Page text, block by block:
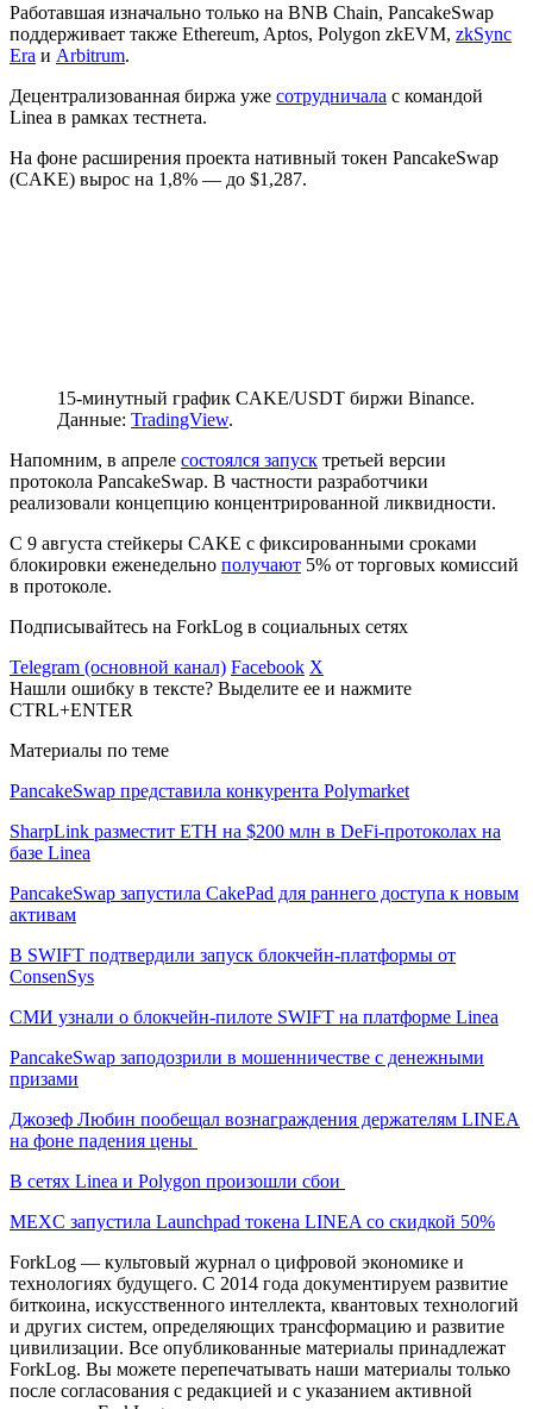
Работавшая изначально только на BNB Chain, PancakeSwap
поддерживает также Ethereum, Aptos, Polygon zkEVM, zkSync
Era и Arbitrum.
Децентрализованная биржа уже сотрудничала с командой
Linea в рамках тестнета.
На фоне расширения проекта нативный токен PancakeSwap
(CAKE) вырос на 1,8% — до $1,287.
15-минутный график CAKE/USDT биржи Binance.
Данные: TradingView.
Напомним, в апреле состоялся запуск третьей версии
протокола PancakeSwap. В частности разработчики
реализовали концепцию концентрированной ликвидности.
С 9 августа стейкеры CAKE с фиксированными сроками
блокировки еженедельно получают 5% от торговых комиссий
в протоколе.
Подписывайтесь на ForkLog в социальных сетях
Telegram (основной канал) Facebook X
Нашли ошибку в тексте? Выделите ее и нажмите
CTRL+ENTER
Материалы по теме
PancakeSwap представила конкурента Polymarket
SharpLink разместит ETH на $200 млн в DeFi-протоколах на
базе Linea
PancakeSwap запустила CakePad для раннего доступа к новым
активам
В SWIFT подтвердили запуск блокчейн-платформы от
ConsenSys
СМИ узнали о блокчейн-пилоте SWIFT на платформе Linea
PancakeSwap заподозрили в мошенничестве с денежными
призами
Джозеф Любин пообещал вознаграждения держателям LINEA
на фоне падения цены
В сетях Linea и Polygon произошли сбои
MEXC запустила Launchpad токена LINEA со скидкой 50%
ForkLog — культовый журнал о цифровой экономике и
технологиях будущего. С 2014 года документируем развитие
биткоина, искусственного интеллекта, квантовых технологий
и других систем, определяющих трансформацию и развитие
цивилизации. Все опубликованные материалы принадлежат
ForkLog. Вы можете перепечатывать наши материалы только
после согласования с редакцией и с указанием активной